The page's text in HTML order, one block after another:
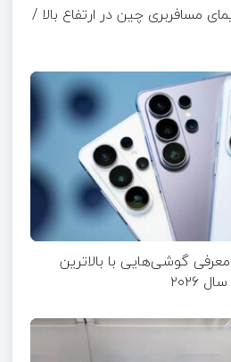
مسافربری چین در ارتفاع بالا /
بازار/ معرفی گوشی‌هایی با بالاترین